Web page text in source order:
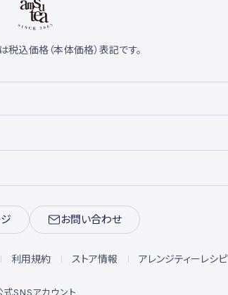
込価格（本体価格）表記です。
お問い合わせ
利用規約 ストア情報 アレンジティーレシピ
式SNSアカウント